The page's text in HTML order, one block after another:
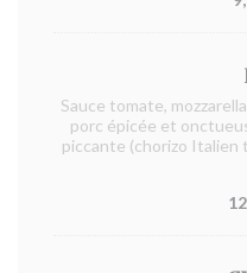
Sauce tomate,
porc épicée et
piccante (chorizo Italien